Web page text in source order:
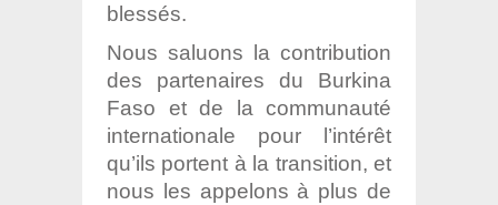
blessés.
Nous saluons la contribution
des partenaires du Burkina
Faso et de la communauté
internationale pour l’intérêt
qu’ils portent à la transition, et
nous les appelons à plus de